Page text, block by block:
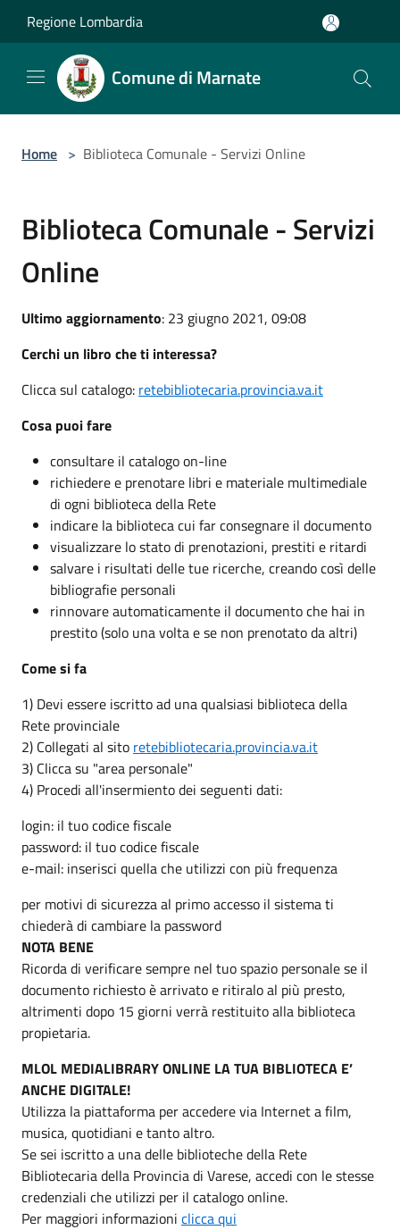
Regione Lombardia
Comune di Marnate
Home > Biblioteca Comunale - Servizi Online
Biblioteca Comunale - Servizi
Online
Ultimo aggiornamento: 23 giugno 2021, 09:08
Cerchi un libro che ti interessa?
Clicca sul catalogo: retebibliotecaria.provincia.va.it
Cosa puoi fare
consultare il catalogo on-line
richiedere e prenotare libri e materiale multimediale
di ogni biblioteca della Rete
indicare la biblioteca cui far consegnare il documento
visualizzare lo stato di prenotazioni, prestiti e ritardi
salvare i risultati delle tue ricerche, creando così delle
bibliografie personali
rinnovare automaticamente il documento che hai in
prestito (solo una volta e se non prenotato da altri)
Come si fa
1) Devi essere iscritto ad una qualsiasi biblioteca della
Rete provinciale
2) Collegati al sito retebibliotecaria.provincia.va.it
3) Clicca su "area personale"
4) Procedi all'insermiento dei seguenti dati:
login: il tuo codice fiscale
password: il tuo codice fiscale
e-mail: inserisci quella che utilizzi con più frequenza
per motivi di sicurezza al primo accesso il sistema ti
chiederà di cambiare la password
NOTA BENE
Ricorda di verificare sempre nel tuo spazio personale se il
documento richiesto è arrivato e ritiralo al più presto,
altrimenti dopo 15 giorni verrà restituito alla biblioteca
propietaria.
MLOL MEDIALIBRARY ONLINE LA TUA BIBLIOTECA E’
ANCHE DIGITALE!
Utilizza la piattaforma per accedere via Internet a film,
musica, quotidiani e tanto altro.
Se sei iscritto a una delle biblioteche della Rete
Bibliotecaria della Provincia di Varese, accedi con le stesse
credenziali che utilizzi per il catalogo online.
Per maggiori informazioni clicca qui